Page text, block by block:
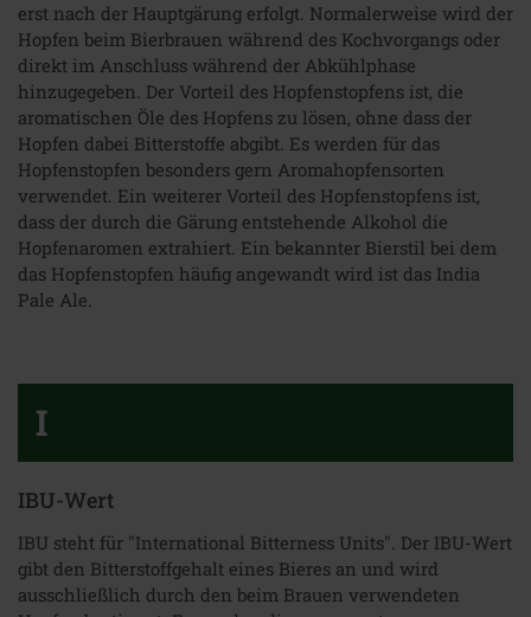
erst nach der Hauptgärung erfolgt. Normalerweise wird der
Hopfen beim Bierbrauen während des Kochvorgangs oder
direkt im Anschluss während der Abkühlphase
hinzugegeben. Der Vorteil des Hopfenstopfens ist, die
aromatischen Öle des Hopfens zu lösen, ohne dass der
Hopfen dabei Bitterstoffe abgibt. Es werden für das
Hopfenstopfen besonders gern Aromahopfensorten
verwendet. Ein weiterer Vorteil des Hopfenstopfens ist,
dass der durch die Gärung entstehende Alkohol die
Hopfenaromen extrahiert. Ein bekannter Bierstil bei dem
das Hopfenstopfen häufig angewandt wird ist das India
Pale Ale.
I
IBU-Wert
IBU steht für "International Bitterness Units". Der IBU-Wert
gibt den Bitterstoffgehalt eines Bieres an und wird
ausschließlich durch den beim Brauen verwendeten